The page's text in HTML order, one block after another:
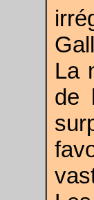
La
de